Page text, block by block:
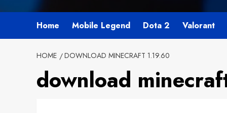
Home Mobile Legend Dota 2 Valorant
HOME DOWNLOAD MINECRAFT 1.19.60
download